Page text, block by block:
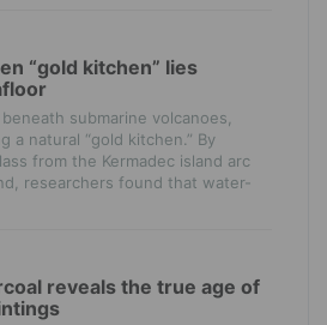
“gold kitchen” lies
submarine volcanoes,
a natural “gold kitchen.” By
from the Kermadec island arc
researchers found that water-
reveals the true age of